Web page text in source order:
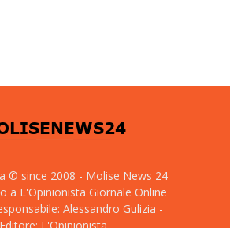
© since 2008 - Molise News 24
a L'Opinionista Giornale Online
Alessandro Gulizia -